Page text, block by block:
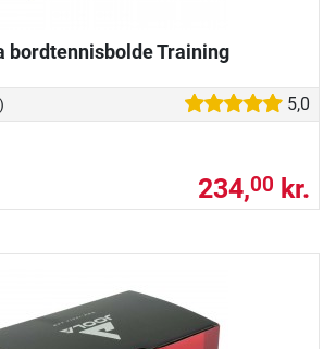
bordtennisbolde Training
5,0
234,00 kr.